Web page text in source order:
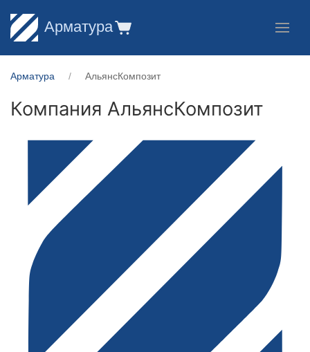
Арматура
Арматура АльянсКомпозит
Компания АльянсКомпозит